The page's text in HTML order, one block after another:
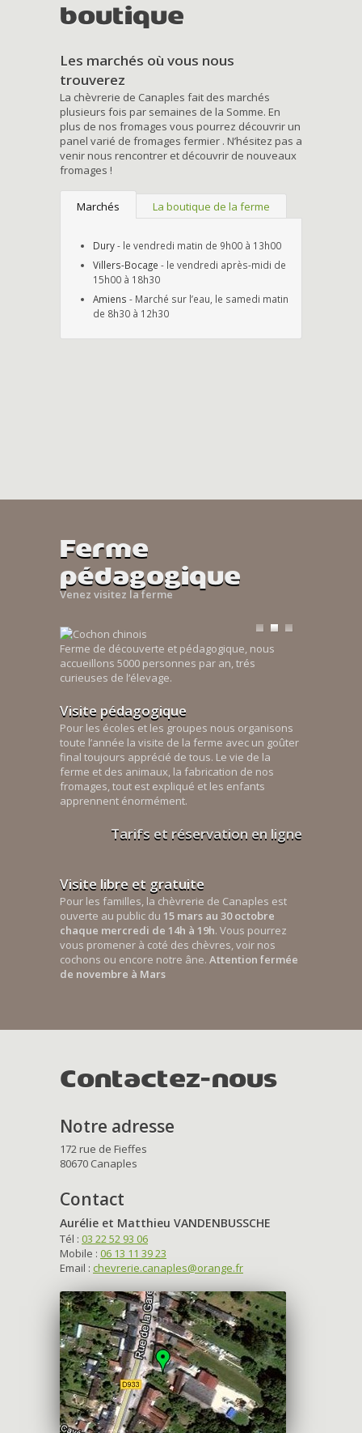
boutique
Les marchés où vous nous
trouverez
La chèvrerie de Canaples fait des marchés
plusieurs fois par semaines de la Somme. En
plus de nos fromages vous pourrez découvrir un
panel varié de fromages fermier . N’hésitez pas a
venir nous rencontrer et découvrir de nouveaux
fromages !
Marchés La boutique de la ferme
Dury- le vendredi matin de 9h00 à 13h00
Villers-Bocage - le vendredi après-midi de
15h00 à 18h30
Amiens - Marché sur l’eau, le samedi matin
de 8h30 à 12h30
Ferme
pédagogique
Venez visitez la ferme
Ferme de découverte et pédagogique, nous
accueillons 5000 personnes par an, trés
curieuses de l’élevage.
Visite pédagogique
Pour les écoles et les groupes nous organisons
toute l’année la visite de la ferme avec un goûter
final toujours apprécié de tous. Le vie de la
ferme et des animaux, la fabrication de nos
fromages, tout est expliqué et les enfants
apprennent énormément.
Tarifs et réservation en ligne
Visite libre et gratuite
Pour les familles, la chèvrerie de Canaples est
ouverte au public du 15 mars au 30 octobre
chaque mercredi de 14h à 19h. Vous pourrez
vous promener à coté des chèvres, voir nos
cochons ou encore notre âne. Attention fermée
de novembre à Mars
Contactez-nous
Notre adresse
172 rue de Fieffes
80670 Canaples
Contact
Aurélie et Matthieu VANDENBUSSCHE
Tél : 03 22 52 93 06
Mobile : 06 13 11 39 23
Email : chevrerie.canaples@orange.fr